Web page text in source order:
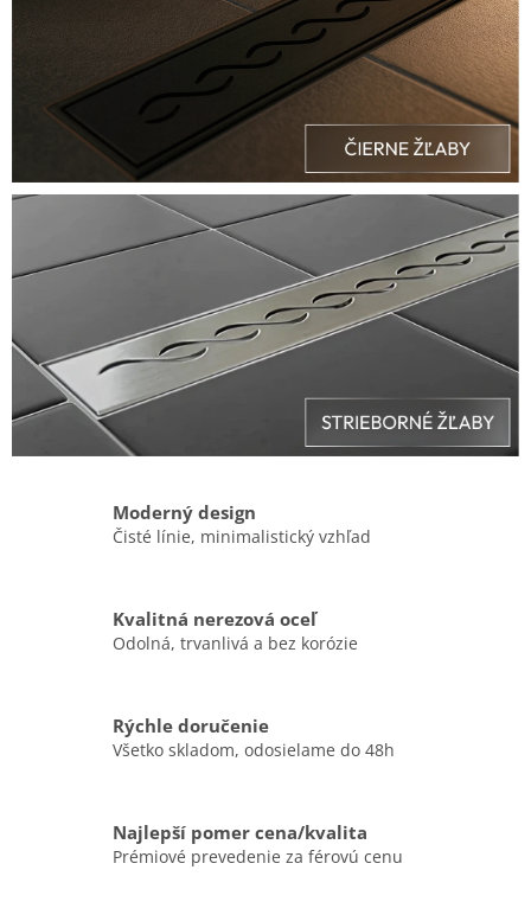
Moderný design
Čisté línie, minimalistický vzhľad
Kvalitná nerezová oceľ
Odolná, trvanlivá a bez korózie
Rýchle doručenie
Všetko skladom, odosielame do 48h
Najlepší pomer cena/kvalita
Prémiové prevedenie za férovú cenu